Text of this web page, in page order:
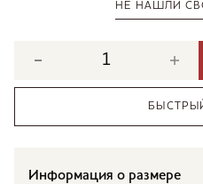
НЕ НАШЛИ
Информация о размере